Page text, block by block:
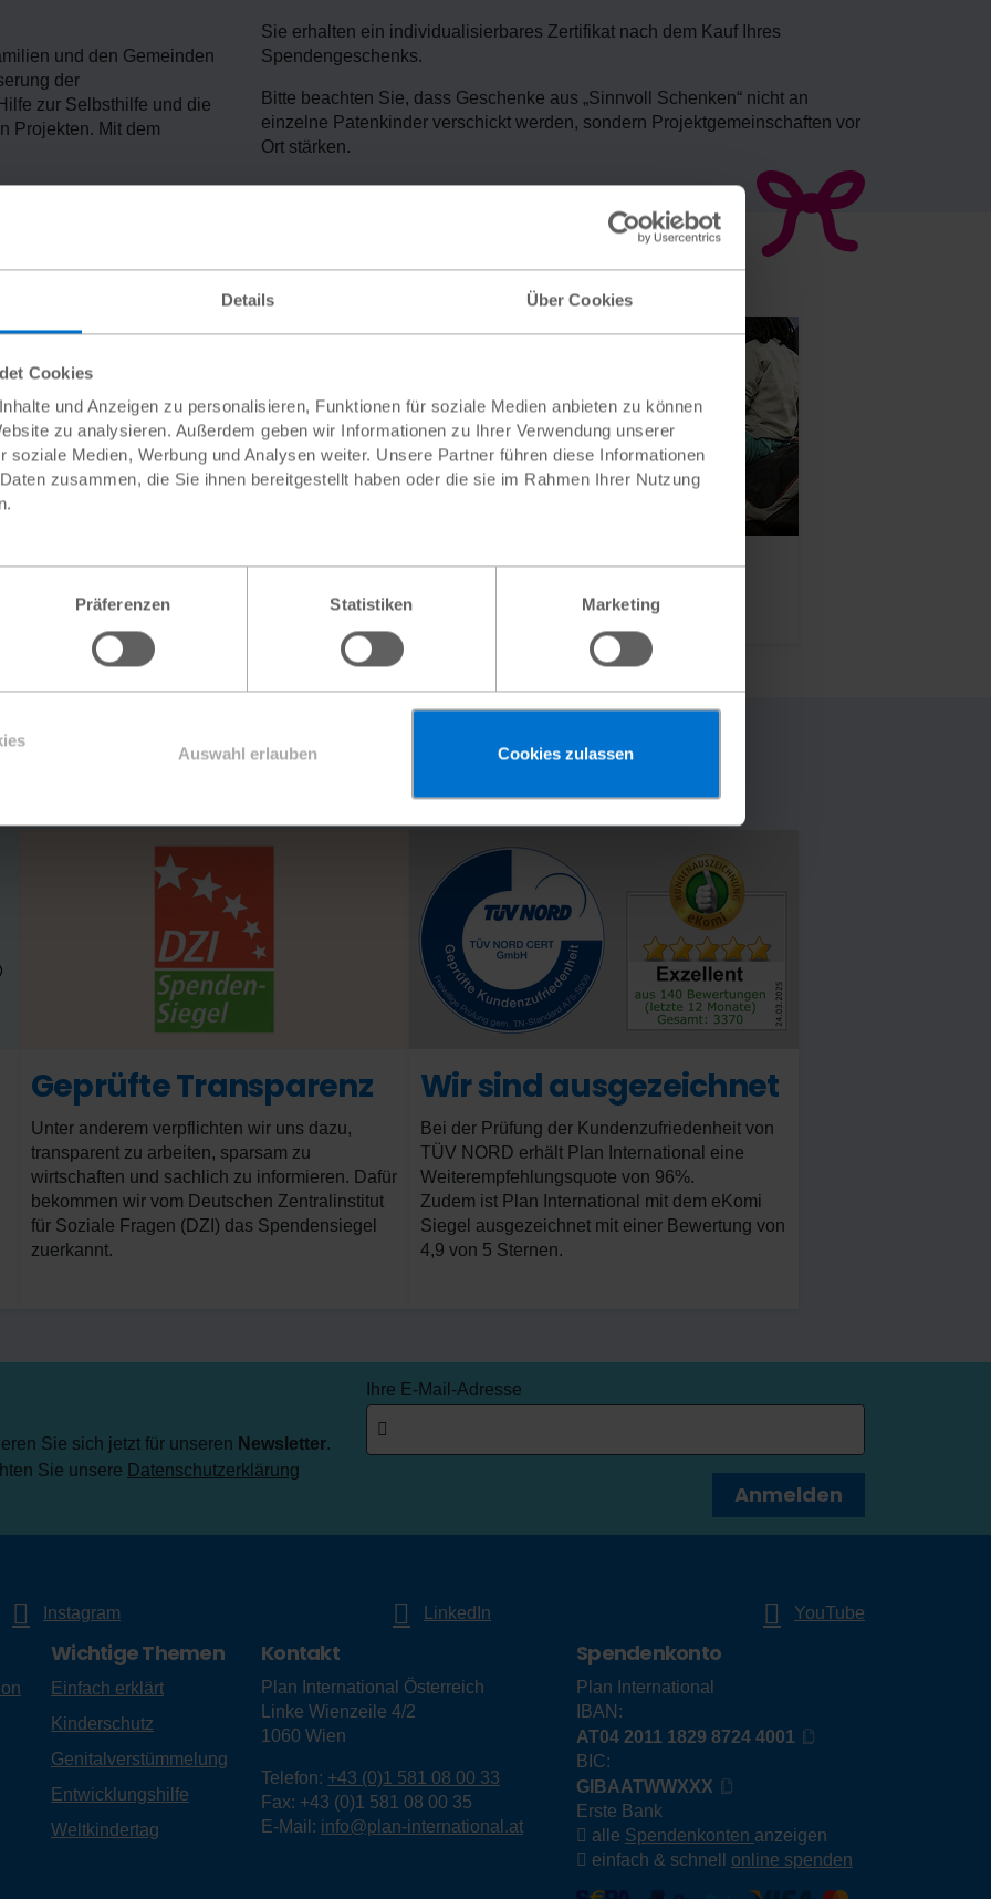
Details Über Cookies
Cookies
und Anzeigen zu personalisieren, Funktionen für soziale Medien anbieten zu können
zu analysieren. Außerdem geben wir Informationen zu Ihrer Verwendung unserer
soziale Medien, Werbung und Analysen weiter. Unsere Partner führen diese Informationen
zusammen, die Sie ihnen bereitgestellt haben oder die sie im Rahmen Ihrer Nutzung
Präferenzen Statistiken Marketing
Auswahl erlauben Cookies zulassen
und den Gemeinden
der
zur Selbsthilfe und die
Projekten. Mit dem
Sie erhalten ein individualisierbares Zertifikat nach dem Kauf Ihres
Spendengeschenks.
Bitte beachten Sie, dass Geschenke aus „Sinnvoll Schenken“ nicht an
einzelne Patenkinder verschickt werden, sondern Projektgemeinschaften vor
Ort stärken.
Sie
Girl Power!
65 €
Details
Nothilfe
Details
Geprüfte Transparenz
Unter anderem verpflichten wir uns dazu,
transparent zu arbeiten, sparsam zu
wirtschaften und sachlich zu informieren. Dafür
bekommen wir vom Deutschen Zentralinstitut
für Soziale Fragen (DZI) das Spendensiegel
zuerkannt.
Wir sind ausgezeichnet
Bei der Prüfung der Kundenzufriedenheit von
TÜV NORD erhält Plan International eine
Weiterempfehlungsquote von 96%.
Zudem ist Plan International mit dem eKomi
Siegel ausgezeichnet mit einer Bewertung von
4,9 von 5 Sternen.
Sie sich jetzt für unseren Newsletter.
Sie unsere Datenschutzerklärung
Ihre E-Mail-Adresse
Anmelden
Instagram LinkedIn YouTube
Wichtige Themen
Einfach erklärt
Kinderschutz
Genitalverstümmelung
Entwicklungshilfe
Weltkindertag
Kontakt
Plan International Österreich
Linke Wienzeile 4/2
1060 Wien
Telefon: +43 (0)1 581 08 00 33
Fax: +43 (0)1 581 08 00 35
E-Mail: info@plan-international.at
Spendenkonto
Plan International
IBAN:
AT04 2011 1829 8724 4001
BIC:
GIBAATWWXXX
Erste Bank
alle Spendenkonten anzeigen
einfach & schnell online spenden